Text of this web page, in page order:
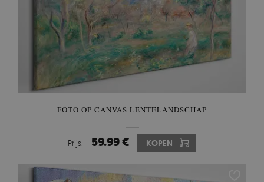
FOTO OP CANVAS LENTELANDSCHAP
Prijs: 59.99 € KOPEN